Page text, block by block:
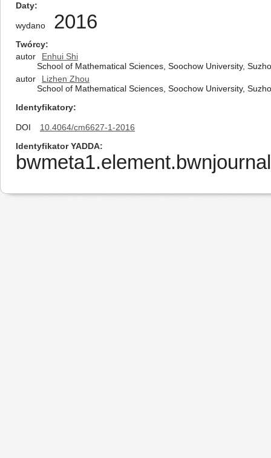
Daty
wydano 2016
Twórcy
autor
Enhui Shi
School of Mathematical Sciences, Soochow University,
autor
Lizhen Zhou
School of Mathematical Sciences, Soochow University,
Identyfikatory
DOI
10.4064/cm6627-1-2016
Identyfikator YADDA